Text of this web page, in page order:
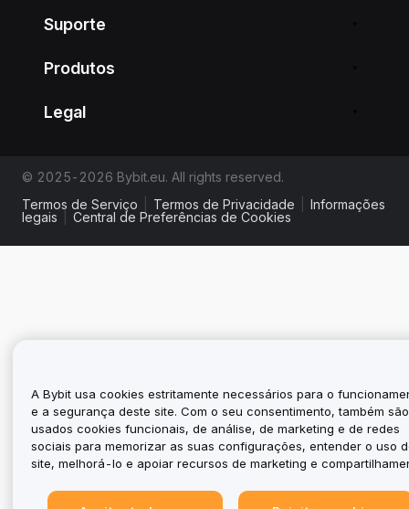
Suporte
Produtos
Legal
© 2025-2026 Bybit.eu. All rights reserved.
Termos de Serviço
Termos de Privacidade
Informações
legais
Central de Preferências de Cookies
A Bybit usa cookies estritamente necessários para o
e a segurança deste site. Com o seu consentimento, também são
usados cookies funcionais, de análise, de marketing e de redes
sociais para memorizar as suas configurações, entender o uso
site, melhorá-lo e apoiar recursos de marketing e